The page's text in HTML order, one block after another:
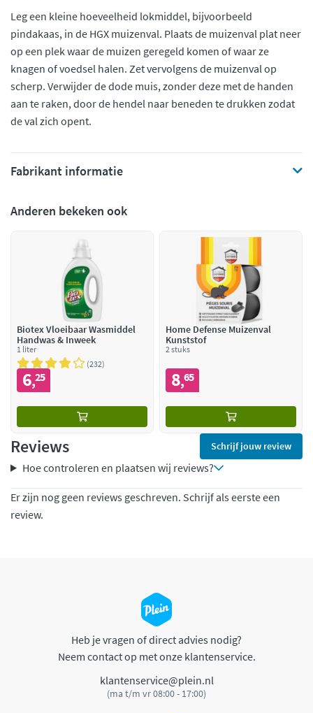
Leg een kleine hoeveelheid lokmiddel, bijvoorbeeld
pindakaas, in de HGX muizenval. Plaats de muizenval plat neer
op een plek waar de muizen geregeld komen of waar ze
knagen of voedsel halen. Zet vervolgens de muizenval op
scherp. Verwijder de dode muis, zonder deze met de handen
aan te raken, door de hendel naar beneden te drukken zodat
de val zich opent.
Fabrikant informatie
Anderen bekeken ook
Biotex Vloeibaar Wasmiddel
Handwas & Inweek
1 liter
232
6,25
Home Defense Muizenval
Kunststof
2 stuks
8,65
Reviews Schrijf jouw review
Hoe controleren en plaatsen wij reviews?
Er zijn nog geen reviews geschreven. Schrijf als eerste een
review.
Heb je vragen of direct advies nodig?
Neem contact op met onze klantenservice.
klantenservice@plein.nl
(ma t/m vr 08:00 - 17:00)